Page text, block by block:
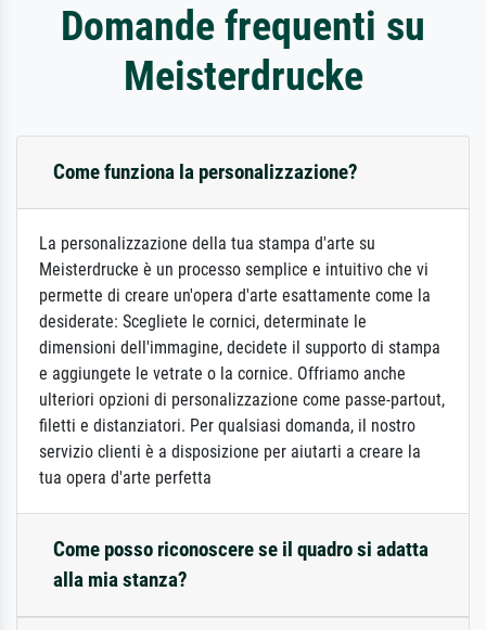
Domande frequenti su
Meisterdrucke
Come funziona la personalizzazione?
La personalizzazione della tua stampa d'arte su
Meisterdrucke è un processo semplice e intuitivo che vi
permette di creare un'opera d'arte esattamente come la
desiderate: Scegliete le cornici, determinate le
dimensioni dell'immagine, decidete il supporto di stampa
e aggiungete le vetrate o la cornice. Offriamo anche
ulteriori opzioni di personalizzazione come passe-partout,
filetti e distanziatori. Per qualsiasi domanda, il nostro
servizio clienti è a disposizione per aiutarti a creare la
tua opera d'arte perfetta
Come posso riconoscere se il quadro si adatta
alla mia stanza?